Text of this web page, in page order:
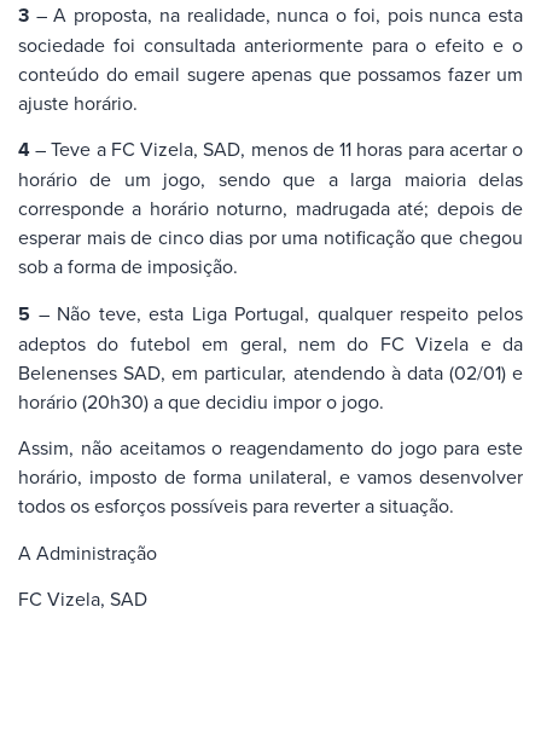
3 – A proposta, na realidade, nunca o foi, pois nunca esta
sociedade foi consultada anteriormente para o efeito e o
conteúdo do email sugere apenas que possamos fazer um
ajuste horário.
4– Teve a FC Vizela, SAD, menos de 11 horas para acertar o
horário de um jogo, sendo que a larga maioria delas
corresponde a horário noturno, madrugada até; depois de
esperar mais de cinco dias por uma notificação que chegou
sob a forma de imposição.
5 – Não teve, esta Liga Portugal, qualquer respeito pelos
adeptos do futebol em geral, nem do FC Vizela e da
Belenenses SAD, em particular, atendendo à data (02/01) e
horário (20h30) a que decidiu impor o jogo.
Assim, não aceitamos o reagendamento do jogo para este
horário, imposto de forma unilateral, e vamos desenvolver
todos os esforços possíveis para reverter a situação.
A Administração
FC Vizela, SAD